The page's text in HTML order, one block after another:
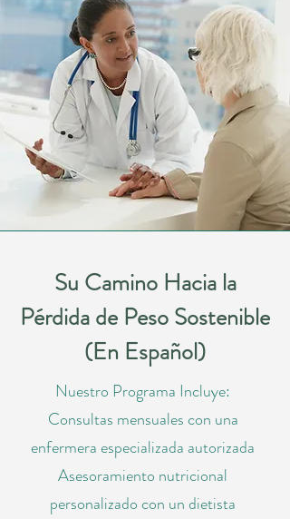
Su Camino Hacia la
Pérdida de Peso Sostenible
(En Español)
Nuestro Programa Incluye:
Consultas mensuales con una
enfermera especializada autorizada
Asesoramiento nutricional
personalizado con un dietista